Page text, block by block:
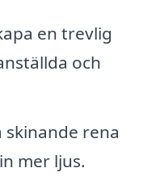
en trevlig
och
skinande rena
mer ljus.